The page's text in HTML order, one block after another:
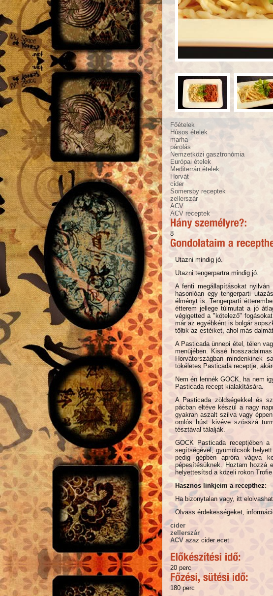
Főételek
Húsos ételek
marha
párolás
Nemzetközi gasztronómia
Európai ételek
Mediterrán ételek
Horvát
cider
Somersby receptek
zellerszár
ACV
ACV receptek
8
Utazni mindig jó.
Utazni tengerpartra mindig jó.
A fenti megállapításokat
hasonlóan egy tengerparti
élményt is. Tengerparti
étterem jellege túlmutat a jó
végigetted a "kötelező"
már az egyébként is bolgár
töltik az estéiket, ahol más
A Pasticada ünnepi étel, télen
menüjében. Kissé
Horvátországban mindenkinek
tökéletes Pasticada receptje,
Nem én lennék GOCK, ha nem
Pasticada recept kialakítására.
A Pasticada zöldségekkel és
pácban eltéve készül a nagy
gyakran aszalt szilva vagy
omlós húst kivéve szósszá
tésztával tálalják.
GOCK Pasticada receptjében
segítségével, gyümölcsök
pedig gépben apróra vágva
pépesítésüknek. Hoztam hozzá
helyettesítsd a közeli rokon
Hasznos linkjeim a recepthez:
Ha bizonytalan vagy, itt
Olvass érdekességeket,
cider
zellerszár
ACV azaz cider ecet
20 perc
180 perc